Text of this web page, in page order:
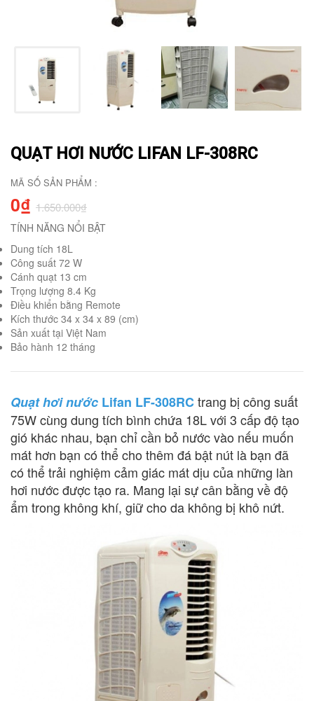
QUẠT HƠI NƯỚC LIFAN LF-308RC
MÃ SỐ SẢN PHẨM :
0₫ 1.650.000₫
TÍNH NĂNG NỔI BẬT
Dung tích 18L
Công suất 72 W
Cánh quạt 13 cm
Trọng lượng 8.4 Kg
Điều khiển bằng Remote
Kích thước 34 x 34 x 89 (cm)
Sản xuất tại Việt Nam
Bảo hành 12 tháng
Quạt hơi nước Lifan LF-308RCtrang bị công suất
75W cùng dung tích bình chứa 18L với 3 cấp độ tạo
gió khác nhau, bạn chỉ cần bỏ nước vào nếu muốn
mát hơn bạn có thể cho thêm đá bật nút là bạn đã
có thể trải nghiệm cảm giác mát dịu của những làn
hơi nước được tạo ra. Mang lại sự cân bằng về độ
ẩm trong không khí, giữ cho da không bị khô nứt.